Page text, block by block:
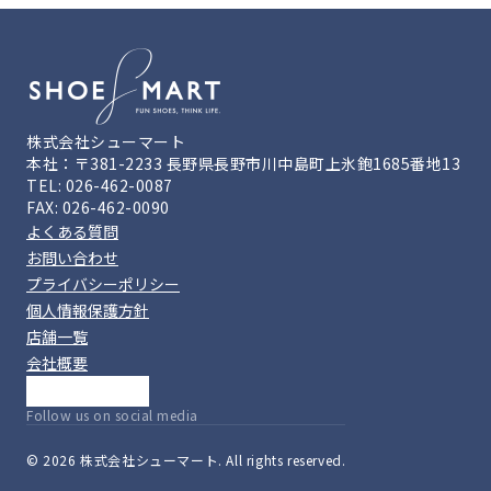
株式会社シューマート
本社：〒381-2233 長野県長野市川中島町上氷鉋1685番地13
TEL: 026-462-0087
FAX: 026-462-0090
よくある質問
お問い合わせ
プライバシーポリシー
個人情報保護方針
店舗一覧
会社概要
Follow us on social media
© 2026 株式会社シューマート. All rights reserved.